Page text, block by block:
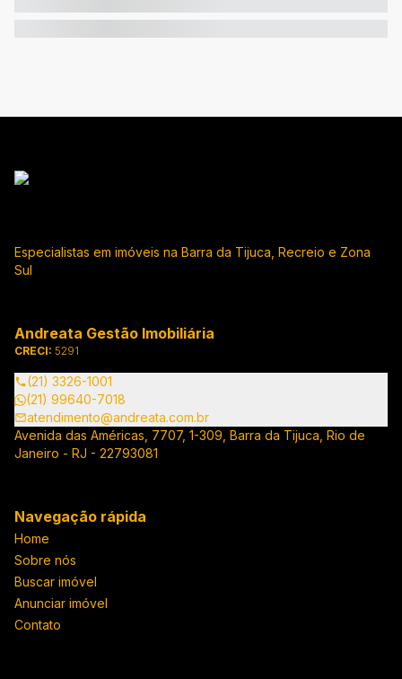
Especialistas em imóveis na Barra da Tijuca, Recreio e Zona
Sul
Andreata Gestão Imobiliária
CRECI: 5291
(21) 3326-1001
(21) 99640-7018
atendimento@andreata.com.br
Avenida das Américas, 7707, 1-309, Barra da Tijuca, Rio de
Janeiro - RJ - 22793081
Navegação rápida
Home
Sobre nós
Buscar imóvel
Anunciar imóvel
Contato